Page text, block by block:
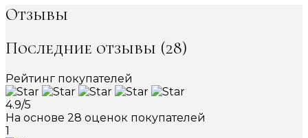
Отзывы
Последние отзывы (28)
Рейтинг покупателей
4.9/5
На основе 28 оценок покупателей
1